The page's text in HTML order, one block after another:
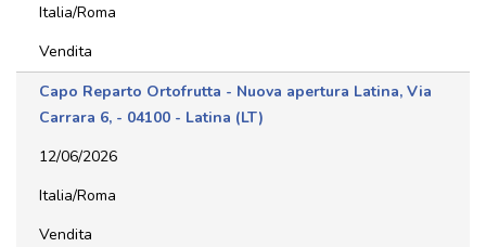
Italia/Roma
Vendita
Capo Reparto Ortofrutta - Nuova apertura Latina, Via
Carrara 6, - 04100 - Latina (LT)
12/06/2026
Italia/Roma
Vendita